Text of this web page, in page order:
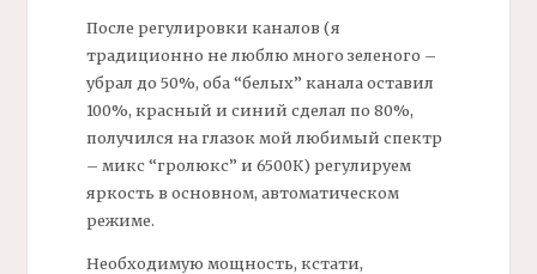
После регулировки каналов (я
традиционно не люблю много зеленого –
убрал до 50%, оба “белых” канала оставил
100%, красный и синий сделал по 80%,
получился на глазок мой любимый спектр
– микс “гролюкс” и 6500К) регулируем
яркость в основном, автоматическом
режиме.
Необходимую мощность, кстати,